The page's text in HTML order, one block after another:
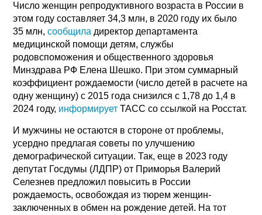
Число женщин репродуктивного возраста в России в
этом году составляет 34,3 млн, в 2020 году их было
35 млн,сообщила директор департамента
медицинской помощи детям, службы
родовспоможения и общественного здоровья
Минздрава РФ Елена Шешко. При этом суммарный
коэффициент рождаемости (число детей в расчете на
одну женщину) с 2015 года снизился с 1,78 до 1,4 в
2024 году, информирует ТАСС со ссылкой на Росстат.
И мужчины не остаются в стороне от проблемы,
усердно предлагая советы по улучшению
демографической ситуации. Так, еще в 2023 году
депутат Госдумы (ЛДПР) от Приморья Валерий
Селезнев предложил повысить в России
рождаемость, освобождая из тюрем женщин-
заключенных в обмен на рождение детей. На тот